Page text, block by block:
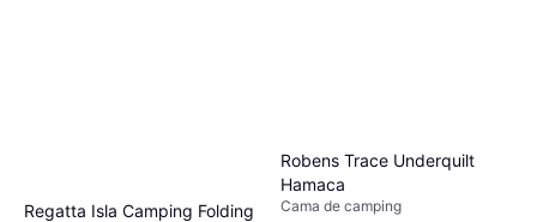
Regatta Isla Camping Folding
Robens Trace Underquilt
Hamaca
Cama de camping